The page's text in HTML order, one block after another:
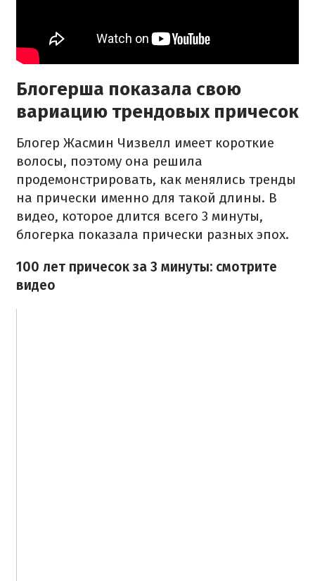
Блогерша показала свою
вариацию трендовых причесок
Блогер Жасмин Чизвелл имеет короткие
волосы, поэтому она решила
продемонстрировать, как менялись тренды
на прически именно для такой длины. В
видео, которое длится всего 3 минуты,
блогерка показала прически разных эпох.
100 лет причесок за 3 минуты: смотрите
видео